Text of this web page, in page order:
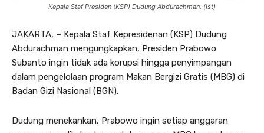
Kepala Staf Presiden (KSP) Dudung Abdurachman. (Ist)
JAKARTA, – Kepala Staf Kepresidenan (KSP) Dudung
Abdurachman mengungkapkan, Presiden Prabowo
Subanto ingin tidak ada korupsi hingga penyimpangan
dalam pengelolaan program Makan Bergizi Gratis (MBG) di
Badan Gizi Nasional (BGN).
Dudung menekankan, Prabowo ingin setiap anggaran